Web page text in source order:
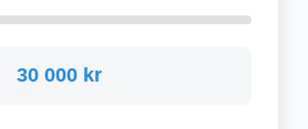
30 000 kr